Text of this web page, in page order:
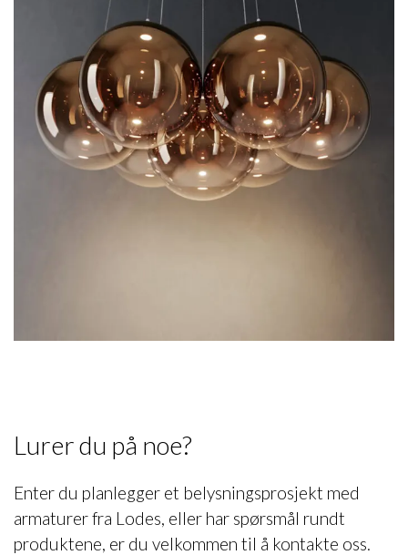
Lurer du på noe?
Enter du planlegger et belysningsprosjekt med
armaturer fra Lodes, eller har spørsmål rundt
produktene, er du velkommen til å kontakte oss.